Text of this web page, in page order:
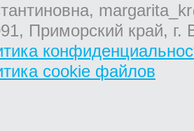
Приморский край,
cookie файлов